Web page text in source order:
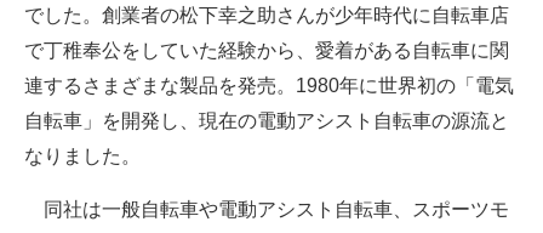
でした。創業者の松下幸之助さんが少年時代に自転車店
で丁稚奉公をしていた経験から、愛着がある自転車に関
連するさまざまな製品を発売。1980年に世界初の「電気
自転車」を開発し、現在の電動アシスト自転車の源流と
なりました。
同社は一般自転車や電動アシスト自転車、スポーツモ